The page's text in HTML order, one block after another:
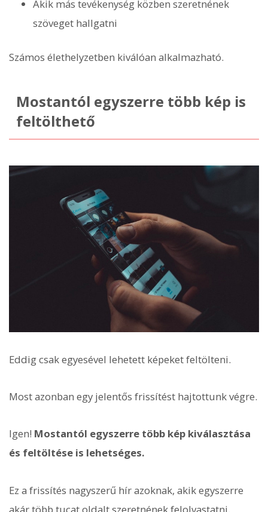
Akik más tevékenység közben szeretnének
szöveget hallgatni
Számos élethelyzetben kiválóan alkalmazható.
Mostantól egyszerre több kép is
feltölthető
Eddig csak egyesével lehetett képeket feltölteni.
Most azonban egy jelentős frissítést hajtottunk végre.
Igen! Mostantól egyszerre több kép kiválasztása
és feltöltése is lehetséges.
Ez a frissítés nagyszerű hír azoknak, akik egyszerre
akár több tucat oldalt szeretnének felolvastatni.